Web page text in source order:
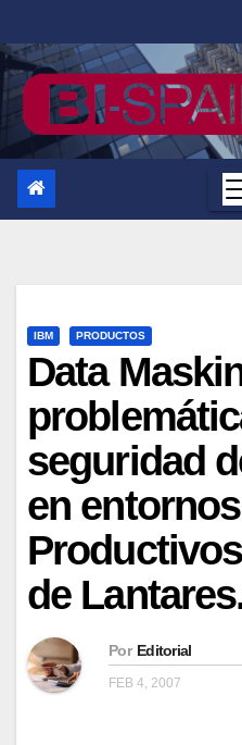
al
contenido
IBM PRODUCTOS
Data
seguridad
en
de
Por Editorial
FEB 4, 2007